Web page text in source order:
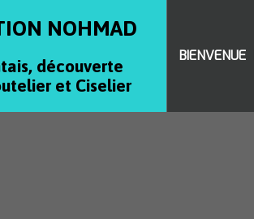
NOHMAD
découverte
et Ciselier
BIENVENUE